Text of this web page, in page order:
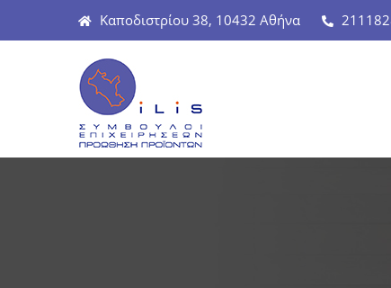
Καποδιστρίου 38, 10432 Αθήνα